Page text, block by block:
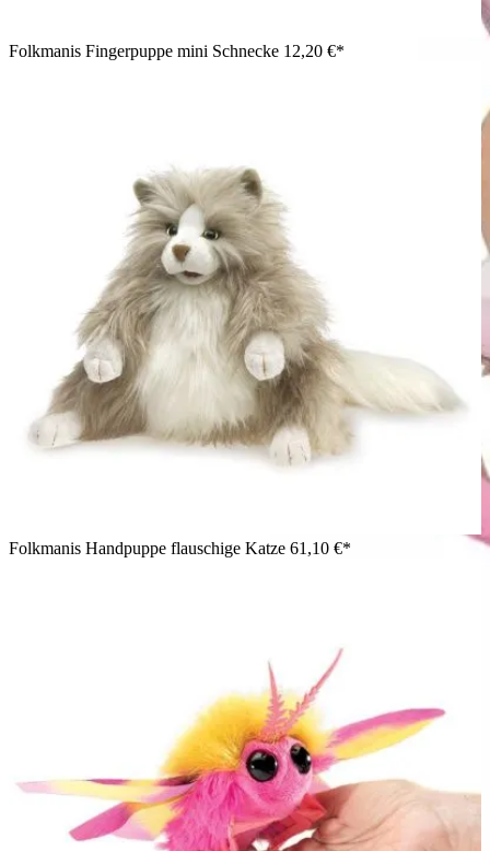
Folkmanis Fingerpuppe mini Schnecke 12,20 €*
Folkmanis Handpuppe flauschige Katze 61,10 €*